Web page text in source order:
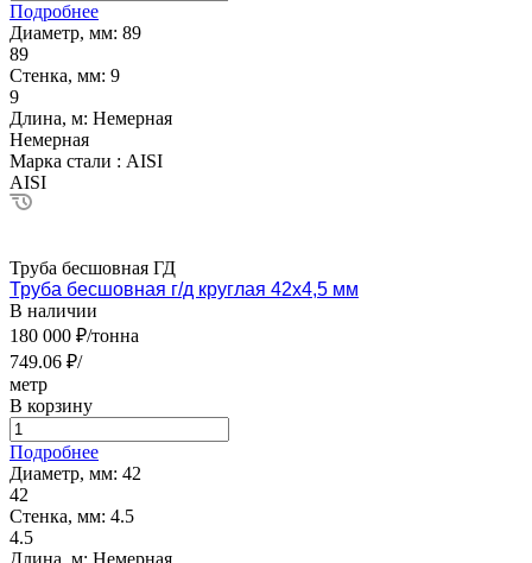
Подробнее
Диаметр, мм: 89
89
Стенка, мм: 9
9
Длина, м: Немерная
Немерная
Марка стали : AISI
AISI
Труба бесшовная ГД
Труба бесшовная г/д круглая 42х4,5 мм
В наличии
180 000 ₽/тонна
749.06 ₽/
метр
В корзину
Подробнее
Диаметр, мм: 42
42
Стенка, мм: 4.5
4.5
Длина, м: Немерная